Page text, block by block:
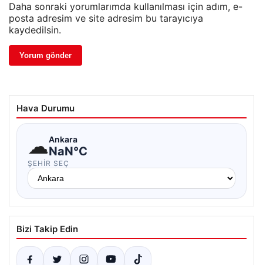
Daha sonraki yorumlarımda kullanılması için adım, e-
posta adresim ve site adresim bu tarayıcıya
kaydedilsin.
Hava Durumu
☁Ankara
NaN°C
ŞEHIR SEÇ
Bizi Takip Edin